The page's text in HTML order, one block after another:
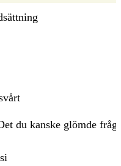
du kanske glömde